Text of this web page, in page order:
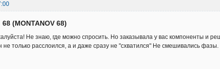
(MONTANOV 68)
Не знаю, где можно спросить. Но заказывала у вас компоненты и
не только расслоился, а и даже сразу не "схватился" Не смешивались